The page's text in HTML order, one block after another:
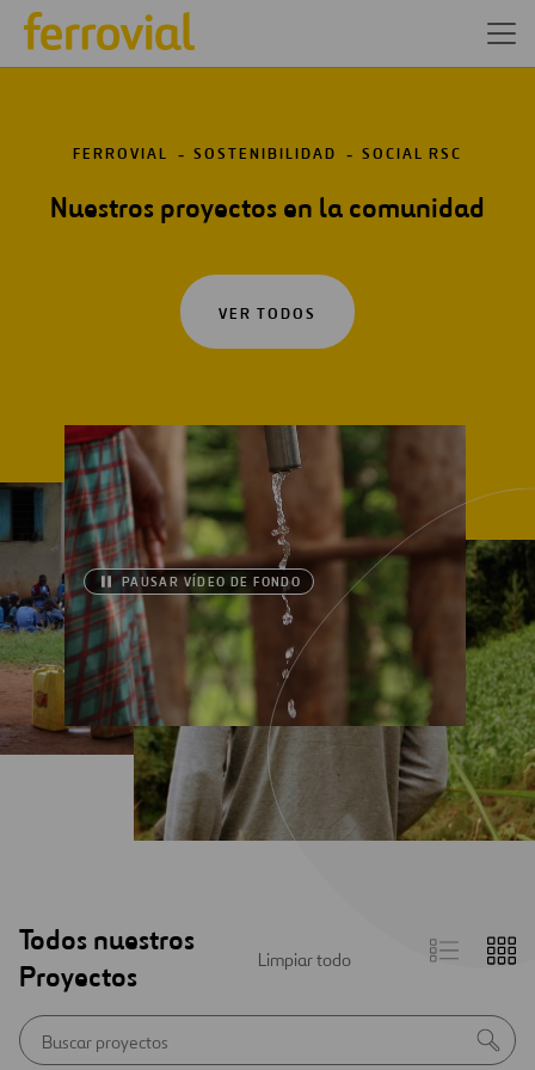
PAUSAR VÍDEO DE FONDO
FERROVIAL SOSTENIBILIDAD SOCIAL RSC
Nuestros proyectos en la comunidad
VER TODOS
Todos nuestros
Proyectos
Limpiar todo
List
view
Aviso
inicial